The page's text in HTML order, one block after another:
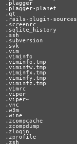
.plagger
.plagger-planet
.qt
.rails-plugin-sources
.screenrc
.sqlite_history
.ssh
.subversion
.svk
.vim
.viminfo
.viminfo.tmp
.viminfw.tmp
.viminfx.tmp
.viminfy.tmp
.viminfz.tmp
.vimrc
.viper
.viper~
.vnc
.w3m
.wine
.zcompcache
.zcompdump
.zlogin
.zprofile
.zsh